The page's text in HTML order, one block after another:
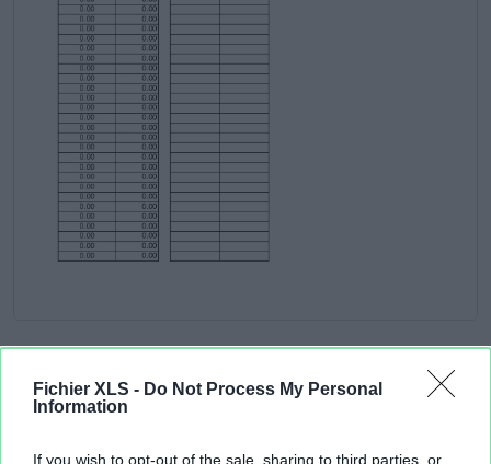
Fichier XLS - Do Not Process My Personal
Information
If you wish to opt-out of the sale, sharing to third parties, or